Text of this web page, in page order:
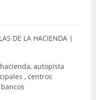
DE LA HACIENDA |
autopista
, centros